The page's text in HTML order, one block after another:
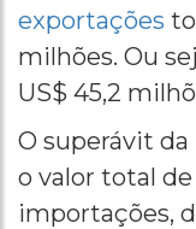
exportações
milhões. Ou
US$ 45,2
O superávit da
o valor total
importações,